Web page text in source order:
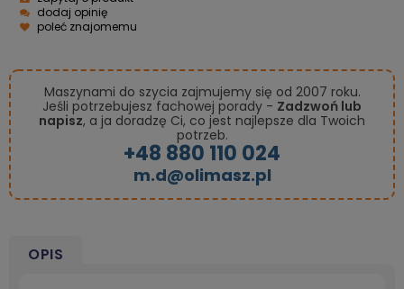
dodaj opinię
poleć znajomemu
Maszynami do szycia zajmujemy się od 2007 roku.
Jeśli potrzebujesz fachowej porady - Zadzwoń lub
napisz, a ja doradzę Ci, co jest najlepsze dla Twoich
potrzeb.
+48 880 110 024
m.d@olimasz.pl
OPIS